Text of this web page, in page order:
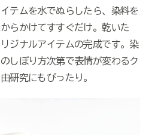
テムを水でぬらしたら、染料を
らかけてすすぐだけ。乾いた
ジナルアイテムの完成です。染
しぼり方次第で表情が変わるク
研究にもぴったり。